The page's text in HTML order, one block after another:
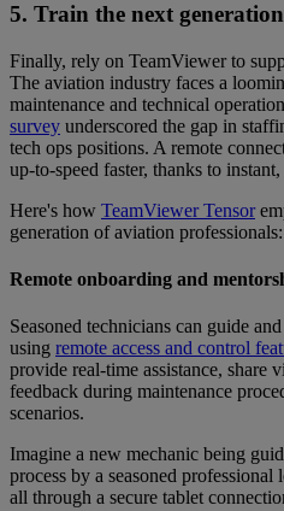
5. Train the next
Finally, rely on TeamViewer to
The aviation industry faces a
maintenance and technical
survey underscored the gap in
tech ops positions. A remote
up-to-speed faster, thanks to
Here's how TeamViewer Tensor
generation of aviation professionals:
Remote onboarding and
Seasoned technicians can guide
using remote access and control
provide real-time assistance, share
feedback during maintenance
scenarios.
Imagine a new mechanic being
process by a seasoned
all through a secure tablet